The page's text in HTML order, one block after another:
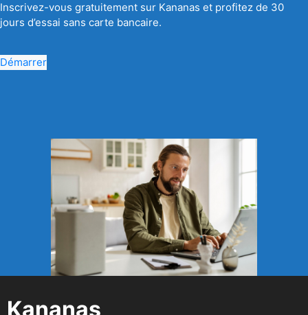
Inscrivez-vous gratuitement sur Kananas et profitez de 30
jours d’essai sans carte bancaire.
Démarrer
Kananas